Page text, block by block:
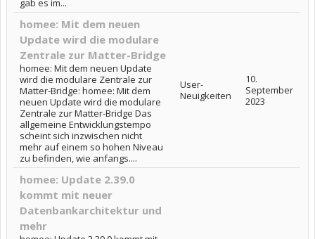
gab es im...
homee: Mit dem neuen
Update wird die modulare
Zentrale zur Matter-Bridge
homee: Mit dem neuen Update
wird die modulare Zentrale zur
Matter-Bridge: homee: Mit dem
neuen Update wird die modulare
Zentrale zur Matter-Bridge Das
allgemeine Entwicklungstempo
scheint sich inzwischen nicht
mehr auf einem so hohen Niveau
zu befinden, wie anfangs....
User-
Neuigkeiten
10.
September
2023
homee: Update 2.39.0
kommt mit neuer
Datenbankarchitektur und
mehr